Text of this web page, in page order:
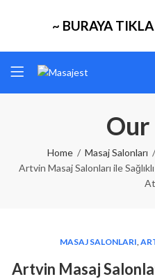
~ BURAYA
Our
Home Masaj Salonları
Artvin Masaj Salonları ile
MASAJ SALONLARI,
Artvin Masaj